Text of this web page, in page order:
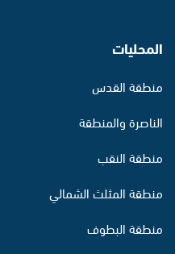
المحليات
منطقة القدس
الناصرة والمنطقة
منطقة النقب
منطقة المثلث الشمالي
منطقة البطوف